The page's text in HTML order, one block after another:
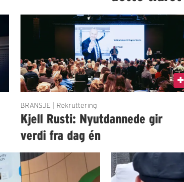
BRANSJE | Rekruttering
Kjell Rusti: Nyutdannede gir
verdi fra dag én